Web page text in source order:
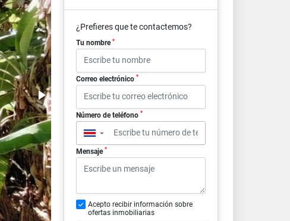
¿Prefieres que te contactemos?
Tu nombre *
Correo electrónico *
Número de teléfono *
▼
Mensaje *
Acepto recibir información sobre
ofertas inmobiliarias